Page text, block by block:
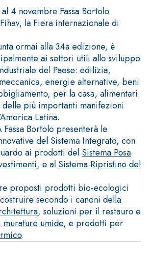
4 novembre Fassa Bortolo
la Fiera internazionale di
ormai alla 34a edizione, è
ai settori utili allo sviluppo
del Paese: edilizia,
energie alternative, beni
per la casa, alimentari.
delle più importanti manifezioni
Latina.
Fassa Bortolo presenterà le
del Sistema Integrato, con
ai prodotti del Sistema Posa
, e al Sistema Ripristino del
proposti prodotti bio-ecologici
secondo i canoni della
, soluzioni per il restauro e
murature umide, e prodotti per
.
PRO
Idropittura
decorativa
ad elevata
qualità per
interni
E
A BASE
Sistema
H
LASTRE
GYPSOTECH®
GypsoLIGNUM
TIPO DEFH1IR
Lastra in